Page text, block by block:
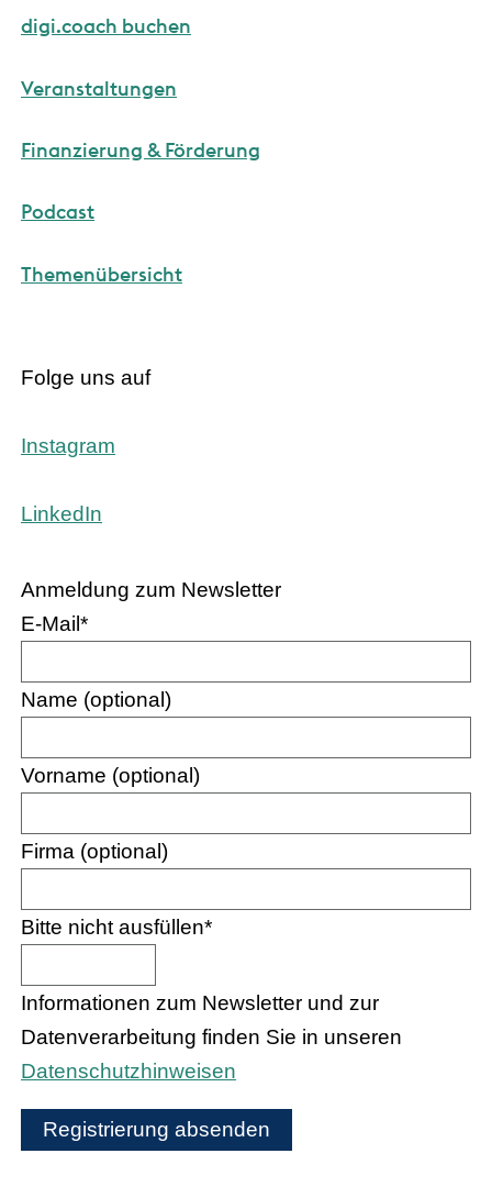
digi.coach buchen
Veranstaltungen
Finanzierung & Förderung
Podcast
Themenübersicht
Folge uns auf
Instagram
LinkedIn
Anmeldung zum Newsletter
E-Mail *
Name (optional)
Vorname (optional)
Firma (optional)
Bitte nicht ausfüllen*
Informationen zum Newsletter und zur
Datenverarbeitung finden Sie in unseren
Datenschutzhinweisen
Registrierung absenden